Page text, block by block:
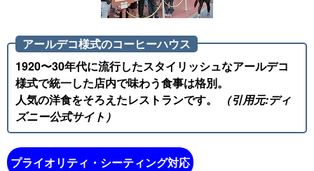
アールデコ様式のコーヒーハウス
1920〜30年代に流行したスタイリッシュなアールデコ
様式で統一した店内で味わう食事は格別。
人気の洋食をそろえたレストランです。
（引用元:ディ
ズニー公式サイト）
プライオリティ・シーティング対応